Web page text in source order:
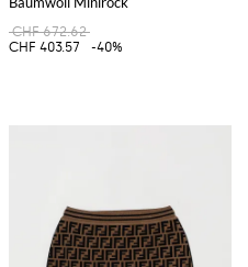
CHF 672.62
CHF 403.57
-40%